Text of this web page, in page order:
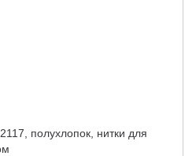
полухлопок, нитки для